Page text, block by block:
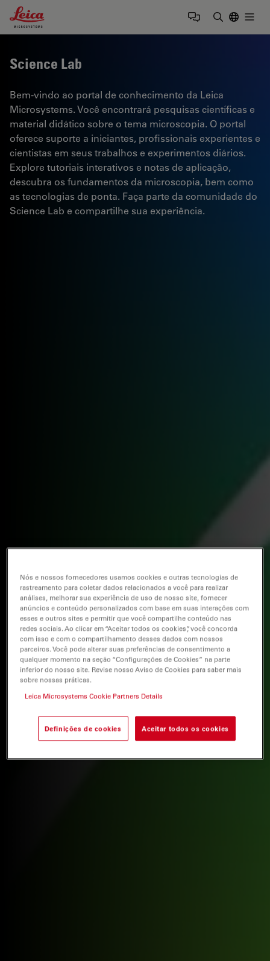
Leica Microsystems Logo
Science Lab
Bem-vindo ao portal de conhecimento da Leica
Microsystems. Você encontrará pesquisas científicas e
material didático sobre o tema microscopia. O portal
oferece suporte a iniciantes, profissionais experientes e
cientistas em seus trabalhos e experimentos diários.
Explore tutoriais interativos e notas de aplicação,
descubra os fundamentos da microscopia, bem como
as tecnologias de ponta. Faça parte da comunidade do
Science Lab e compartilhe sua experiência.
Nós e nossos fornecedores usamos cookies e outras tecnologias de
rastreamento para coletar dados relacionados a você para realizar
análises, melhorar sua experiência de uso de nosso site, fornecer
anúncios e conteúdo personalizados com base em suas interações com
esses e outros sites e permitir que você compartilhe conteúdo nas
redes sociais. Ao clicar em “Aceitar todos os cookies”, você concorda
com isso e com o compartilhamento desses dados com nossos
parceiros. Você pode alterar suas preferências de consentimento a
qualquer momento na seção “Configurações de Cookies” na parte
inferior do nosso site. Revise nosso Aviso de Cookies para saber mais
sobre nossas práticas.
Leica Microsystems Cookie Partners Details
Definições de cookies Aceitar todos os cookies